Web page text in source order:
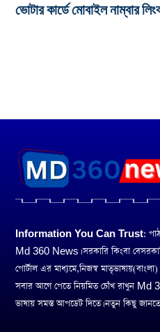
ভোটার কার্ডে মোবাইল নাম্বার
Information You Can Trust:
Md 360 News। সরকারি কিংবা
পোর্টাল এর মাধ্যমে,নিজস্ব
সবার আগে পেতে নিয়মিত চোঁখ রাখুন Md
ভাষায় সমস্ত আপডেট দিতে। নতুন কিছু